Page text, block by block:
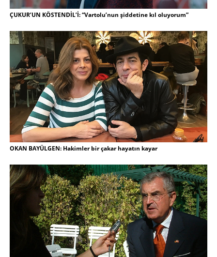
ÇUKUR’UN KÖSTENDİL’İ: “Vartolu’nun şiddetine kıl oluyorum”
OKAN BAYÜLGEN: Hakimler bir çakar hayatın kayar